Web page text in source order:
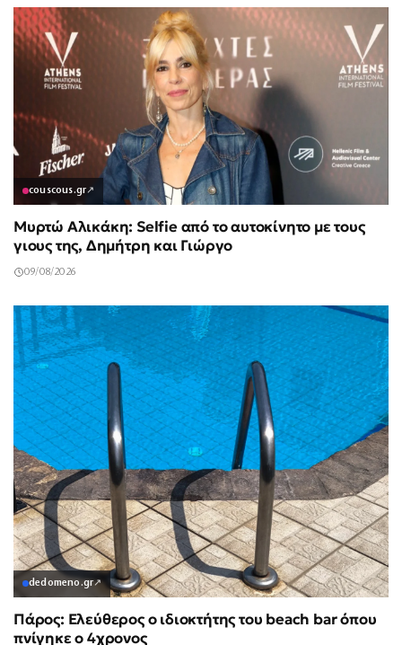
couscous.gr↗
Μυρτώ Αλικάκη: Selfie από το αυτοκίνητο με τους
γιους της, Δημήτρη και Γιώργο
09/08/2026
dedomeno.gr↗
Πάρος: Ελεύθερος ο ιδιοκτήτης του beach bar όπου
πνίγηκε ο 4χρονος